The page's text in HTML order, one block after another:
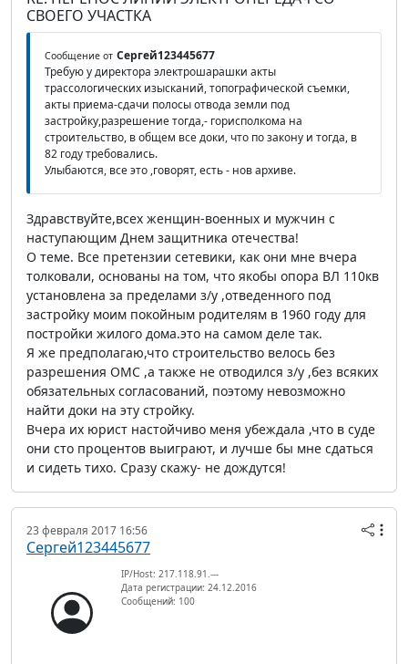
СВОЕГО УЧАСТКА
Сообщение от Сергей123445677
Требую у директора электрошарашки акты
трассологических изысканий, топографической съемки,
акты приема-сдачи полосы отвода земли под
застройку,разрешение тогда,- горисполкома на
строительство, в общем все доки, что по закону и тогда, в
82 году требовались.
Улыбаются, все это ,говорят, есть - нов архиве.
Здравствуйте,всех женщин-военных и мужчин с
наступающим Днем защитника отечества!
О теме. Все претензии сетевики, как они мне вчера
толковали, основаны на том, что якобы опора ВЛ 110кв
установлена за пределами з/у ,отведенного под
застройку моим покойным родителям в 1960 году для
постройки жилого дома.это на самом деле так.
Я же предполагаю,что строительство велось без
разрешения ОМС ,а также не отводился з/у ,без всяких
обязательных согласований, поэтому невозможно
найти доки на эту стройку.
Вчера их юрист настойчиво меня убеждала ,что в суде
они сто процентов выиграют, и лучше бы мне сдаться
и сидеть тихо. Сразу скажу- не дождутся!
23 февраля 2017 16:56
Сергей123445677
IP/Host: 217.118.91.---
Дата регистрации: 24.12.2016
Сообщений: 100